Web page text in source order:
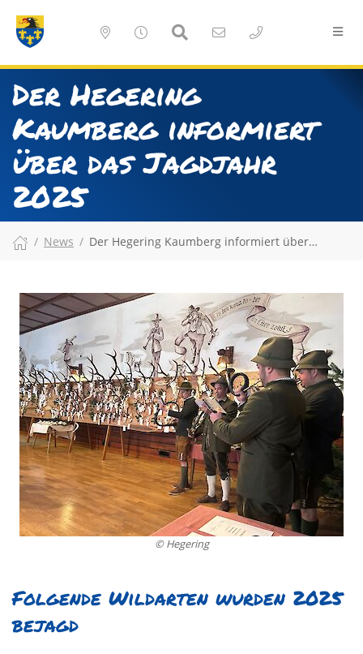
Der Hegering
Kaumberg informiert
über das Jagdjahr
2025
News Der Hegering Kaumberg informiert über…
© Hegering
Folgende Wildarten wurden 2025
bejagd